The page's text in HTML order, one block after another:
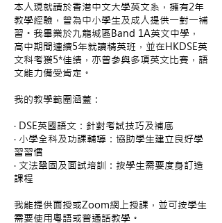
本人現就讀於香港中文大學英文系，擁有2年
教學經驗，曾為中小學生及成人提供一對一補
習。我畢業於九龍城區Band 1A英文中學，
高中期間連續5年就讀精英班，並在HKDSE英
文科考獲5*佳績，亦曾參與多項英文比賽，語
文能力備受肯定。
我的教學範圍涵蓋：
· DSE英國語文：針對考試技巧及補底
· 小學全科及功課輔導：協助學生建立良好學
習習慣
· 文法鞏固及面試培訓：按學生需要度身訂造
課程
我能提供面授或Zoom網上授課，並可按學生
需要使用粵語或普通話教學。